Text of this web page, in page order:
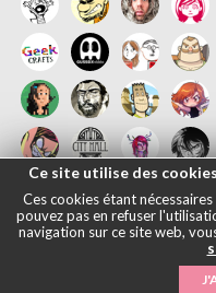
日
Ce site utilise des
Ces cookies étant
pouvez pas en refuser
navigation sur ce site web,